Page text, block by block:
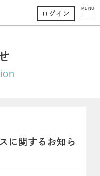
MENU
ログイン
に関するお知ら